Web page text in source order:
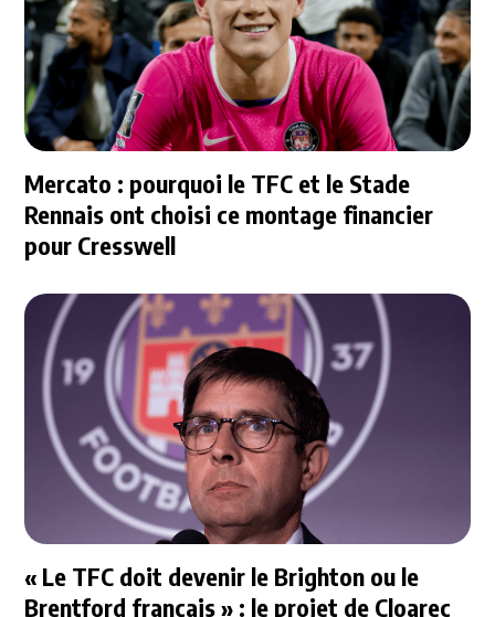
Mercato : pourquoi le TFC et le Stade
Rennais ont choisi ce montage financier
pour Cresswell
« Le TFC doit devenir le Brighton ou le
Brentford français » : le projet de Cloarec